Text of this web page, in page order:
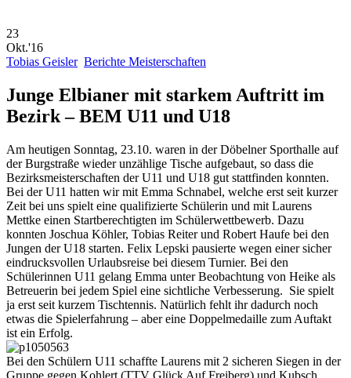
23
Okt.'16
Tobias Geisler Berichte Meisterschaften
Junge Elbianer mit starkem Auftritt im
Bezirk – BEM U11 und U18
Am heutigen Sonntag, 23.10. waren in der Döbelner Sporthalle auf
der Burgstraße wieder unzählige Tische aufgebaut, so dass die
Bezirksmeisterschaften der U11 und U18 gut stattfinden konnten.
Bei der U11 hatten wir mit Emma Schnabel, welche erst seit kurzer
Zeit bei uns spielt eine qualifizierte Schülerin und mit Laurens
Mettke einen Startberechtigten im Schülerwettbewerb. Dazu
konnten Joschua Köhler, Tobias Reiter und Robert Haufe bei den
Jungen der U18 starten. Felix Lepski pausierte wegen einer sicher
eindrucksvollen Urlaubsreise bei diesem Turnier. Bei den
Schülerinnen U11 gelang Emma unter Beobachtung von Heike als
Betreuerin bei jedem Spiel eine sichtliche Verbesserung. Sie spielt
ja erst seit kurzem Tischtennis. Natürlich fehlt ihr dadurch noch
etwas die Spielerfahrung – aber eine Doppelmedaille zum Auftakt
ist ein Erfolg.
Bei den Schülern U11 schaffte Laurens mit 2 sicheren Siegen in der
Gruppe gegen Kohlert (TTV Glück Auf Freiberg) und Kubsch